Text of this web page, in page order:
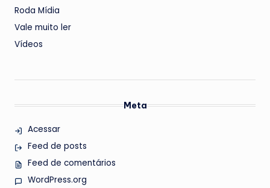
Roda Mídia
Vale muito ler
Vídeos
Meta
Acessar
Feed de posts
Feed de comentários
WordPress.org